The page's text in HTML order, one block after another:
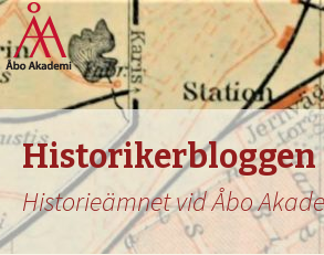
Historikerbloggen
Historieämnet vid Åbo